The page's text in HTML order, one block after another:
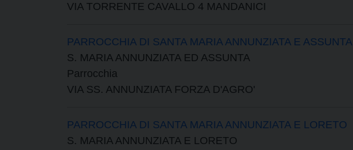
VIA TORRENTE CAVALLO 4 MANDANICI
PARROCCHIA DI SANTA MARIA ANNUNZIATA E ASSUNTA
S. MARIA ANNUNZIATA ED ASSUNTA
Parrocchia
VIA SS. ANNUNZIATA FORZA D'AGRO'
PARROCCHIA DI SANTA MARIA ANNUNZIATA E LORETO
S. MARIA ANNUNZIATA E LORETO